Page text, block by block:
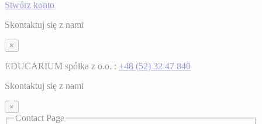
Stwórz konto
Skontaktuj się z nami
×
EDUCARIUM spółka z o.o. : +48 (52) 32 47 840
Skontaktuj się z nami
×
Contact Page